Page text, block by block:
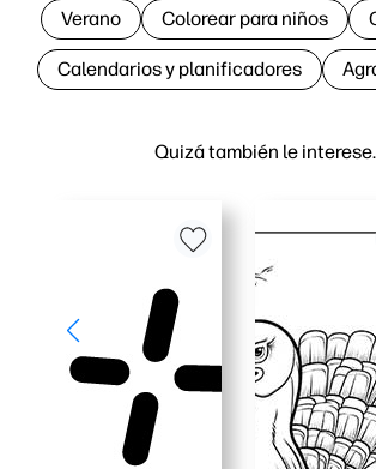
Quizá también le
Verano Colorear para niños
Calendarios y planificadores